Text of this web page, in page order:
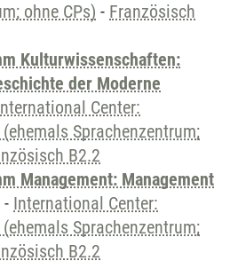
ohne CPs) - Französisch
Kulturwissenschaften:
der Moderne
Center:
Sprachenzentrum;
B2.2
Management: Management
- International Center:
Sprachenzentrum;
B2.2